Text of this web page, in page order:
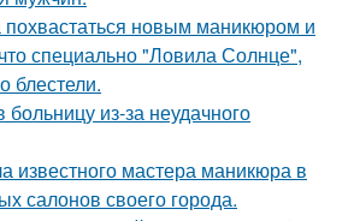
новым маникюром и
специально "Ловила Солнце",
блестели.
из-за неудачного
известного мастера маникюра в
салонов своего города.